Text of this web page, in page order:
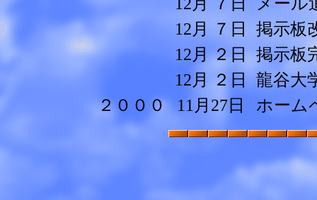
12月 ７日
掲示板
12月 ２日
掲示板
12月 ２日
龍谷大
２０００
11月27日 ホーム